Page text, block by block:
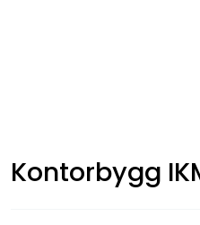
Kontorbygg
Bolig